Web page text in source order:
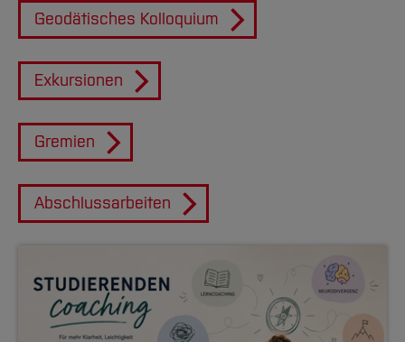
Geodätisches Kolloquium
Exkursionen
Gremien
Abschlussarbeiten